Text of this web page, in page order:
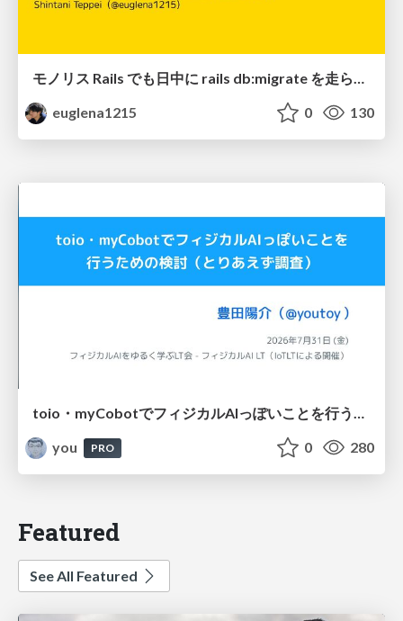
euglena1215
0 130
toio・myCobotでフィジカルAIっぽいことを行うための検討（とりあえず調査） / フィジカルAI LT（IoTLTによる開催）
you
PRO 0 280
Featured
See All Featured